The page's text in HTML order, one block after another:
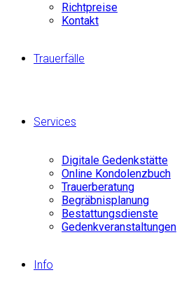
Richtpreise
Kontakt
Trauerfälle
Services
Digitale Gedenkstätte
Online Kondolenzbuch
Trauerberatung
Begräbnisplanung
Bestattungsdienste
Gedenkveranstaltungen
Info